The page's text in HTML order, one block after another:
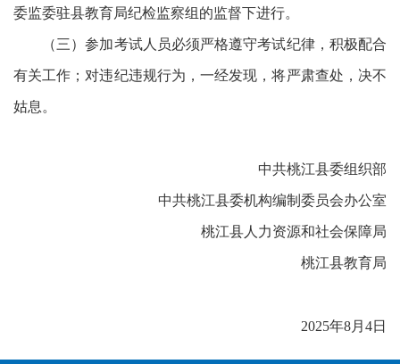
委监委驻县教育局纪检监察组的监督下进行。
（三）参加考试人员必须严格遵守考试纪律，积极配合
有关工作；对违纪违规行为，一经发现，将严肃查处，决不
姑息。
中共桃江县委组织部
中共桃江县委机构编制委员会办公室
桃江县人力资源和社会保障局
桃江县教育局
2025年8月4日